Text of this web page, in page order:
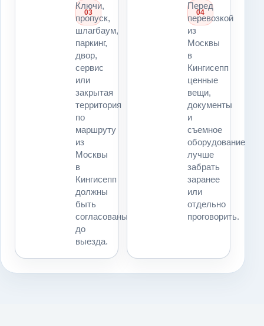
03
Ключи,
пропуск,
шлагбаум,
паркинг,
двор,
сервис
или
закрытая
территория
по
маршруту
из
Москвы
в
Кингисепп
должны
быть
согласованы
до
выезда.
04
Перед
перевозкой
из
Москвы
в
Кингисепп
ценные
вещи,
документы
и
съемное
оборудование
лучше
забрать
заранее
или
отдельно
проговорить.